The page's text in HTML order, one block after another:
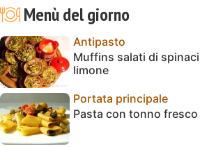
Menù del giorno
Antipasto
Muffins salati di
limone
Portata principale
Pasta con tonno fresco